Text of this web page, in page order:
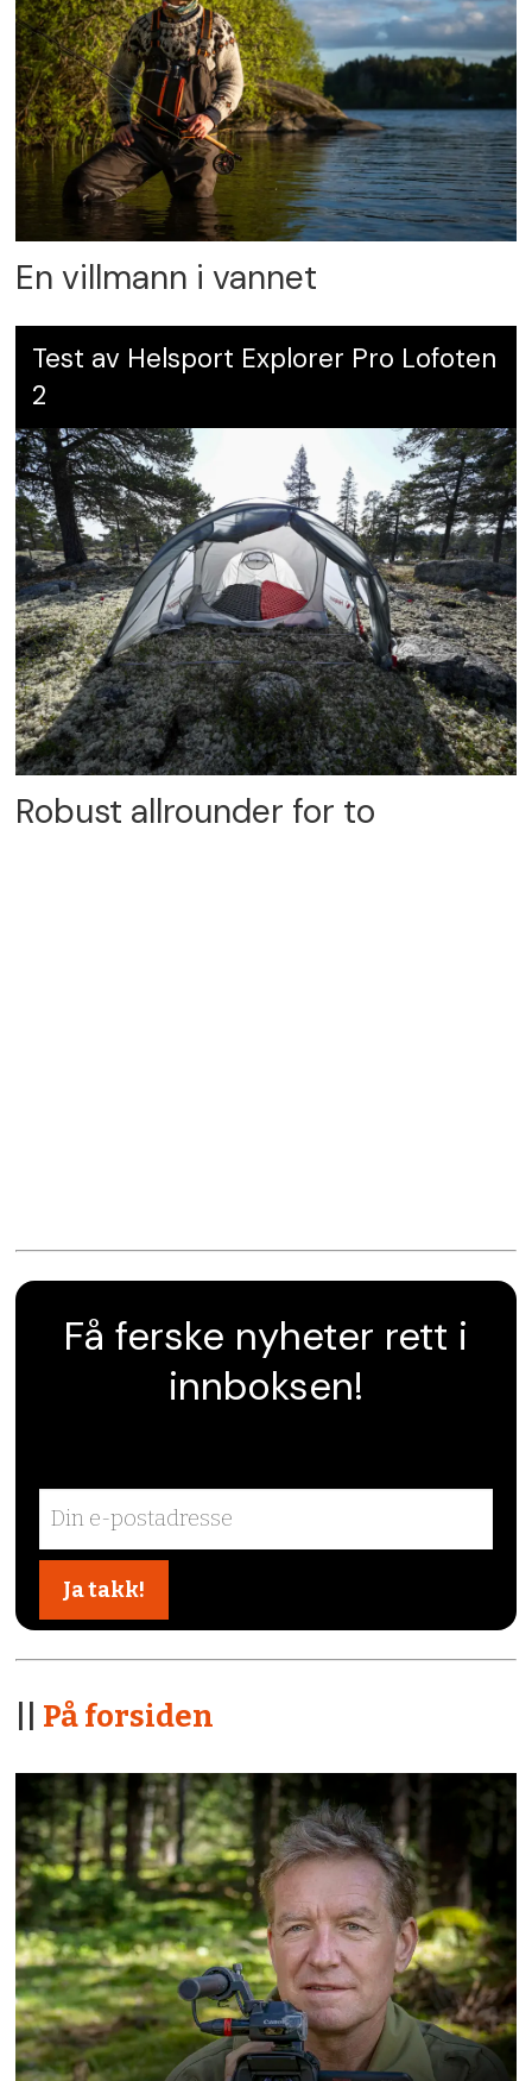
En villmann i vannet
Test av Helsport Explorer Pro Lofoten
2
Robust allrounder for to
Få ferske nyheter rett i
innboksen!
På forsiden